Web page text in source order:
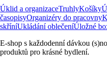
Úklid a organizaceTruhlyKošíky
časopisyOrganizéry do pracovny
skříníUkládání oblečeníÚložné
E-shop s každodenní dávkou
produktů pro krásné bydlení.